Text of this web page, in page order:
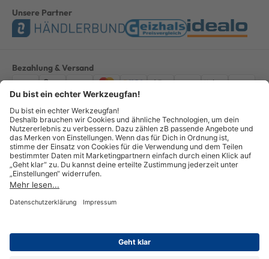
Unsere Partner
Bezahlung & Versand
ImpressumAGBDatenschutzWiderruf Vertrag widerrufen
Alle Preise verstehen sich inkl. ges. MwSt. *Kostenloser Versand innerhalb
Deutschlands, bei Bestellungen ab 100,00 Euro.
© Copyright 2026 GOTOOLS GmbH - Alle Rechte vorbehalten. powered by
createyourtemplate